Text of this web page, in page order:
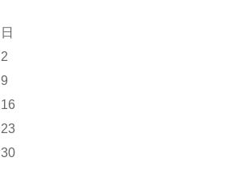
日
2
9
16
23
30